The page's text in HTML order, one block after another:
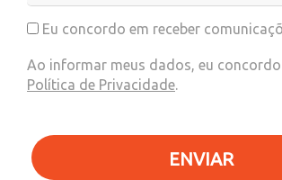
Eu concordo em receber
Ao informar meus dados, eu
Política de Privacidade.
ENVIAR